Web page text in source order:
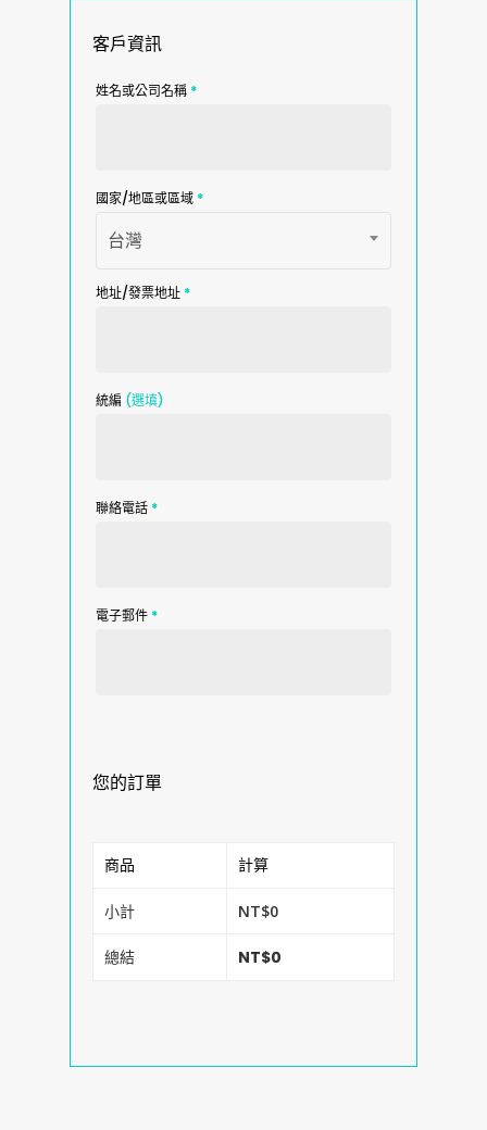
客戶資訊
姓名或公司名稱 *
國家/地區或區域 *
台灣
地址/發票地址 *
統編 (選填)
聯絡電話 *
電子郵件 *
您的訂單
商品 計算
小計 NT$0
總結 NT$0